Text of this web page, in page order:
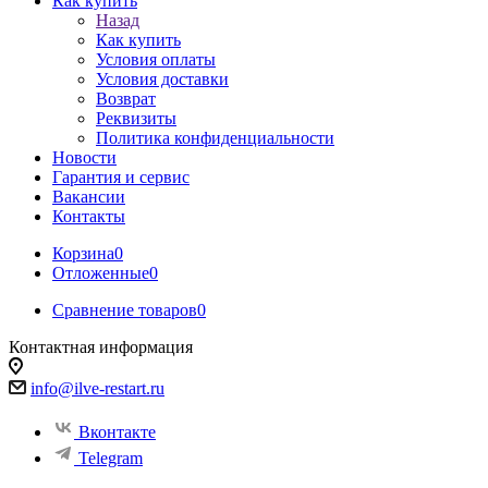
Назад
Как купить
Условия оплаты
Условия доставки
Возврат
Реквизиты
Политика конфиденциальности
Новости
Гарантия и сервис
Вакансии
Контакты
Корзина0
Отложенные0
Сравнение товаров0
Контактная информация
info@ilve-restart.ru
Вконтакте
Telegram